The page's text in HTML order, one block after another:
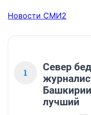
Новости СМИ2
1
Север
лучший